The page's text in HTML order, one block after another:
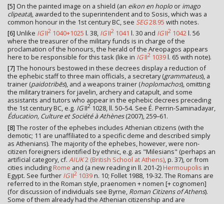
[5] On the painted image on a shield (an eikon en hoplo or imago
clipeata), awarded to the superintendent and to Sosis, which was a
common honour in the 1st century BC, see SEG28.95 with notes.
[6] Unlike IGII2 1040+1025 l. 38, IGII2 1041 l. 30 and IGII2 1042l. 56
where the treasurer of the military funds is in charge of the
proclamation of the honours, the herald of the Areopagos appears
here to be responsible for this task (like in IGII2 1039l. 65 with note).
[7] The honours bestowed in these decrees display a reduction of
the ephebic staff to three main officials, a secretary (grammateus), a
trainer (paidotribēs), and a weapons trainer (hoplomachos), omitting
the military trainers for javelin, archery and catapult, and some
assistants and tutors who appear in the ephebic decrees preceding
the 1st century BC, e.g. IGII2 1028, ll. 50–54. See É. Perrin-Saminadayar,
Éducation, Culture et Société à Athènes(2007), 259–61.
[8] The roster of the ephebes includes Athenian citizens (with the
demotic; 11 are unaffiliated to a specific deme and described simply
as Athenians). The majority of the ephebes, however, were non-
citizen foreigners identified by ethnic, e.g. as "Milesians" (perhaps an
artificial category, cf. AIUK2 (British School at Athens), p. 37), or from
cities including Rome and (a new reading in ll. 201-2) Hermoupolis in
Egypt. See further IGII2 1039n. 10; Follet 1988, 19-32. The Romans are
referred to in the Roman style, praenomen + nomen [+ cognomen]
(for discussion of individuals see Byrne, Roman Citizens of Athens).
Some of them already had the Athenian citizenship and are